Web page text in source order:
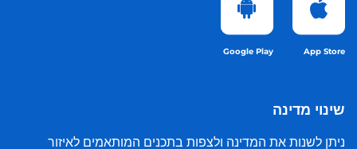
App Store
Google Play
שינוי מדינה
ניתן לשנות את המדינה ולצפות בתכנים המותאמים לאיזור